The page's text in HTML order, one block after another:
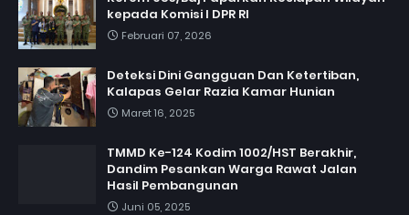
kepada Komisi I DPR RI
Februari 07, 2026
Deteksi Dini Gangguan Dan Ketertiban,
Kalapas Gelar Razia Kamar Hunian
Maret 16, 2025
TMMD Ke-124 Kodim 1002/HST Berakhir,
Dandim Pesankan Warga Rawat Jalan
Hasil Pembangunan
Juni 05, 2025